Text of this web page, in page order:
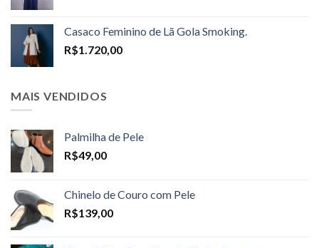
through
Casaco Feminino de Lã Gola Smoking.
R$1.720,00
MAIS VENDIDOS
Palmilha de Pele
R$49,00
Chinelo de Couro com Pele
R$139,00